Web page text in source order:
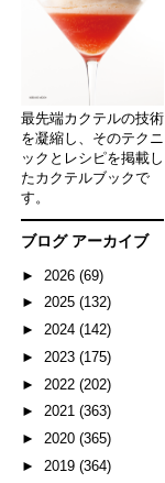
最先端カクテルの技術
を凝縮し、そのテクニ
ックとレシピを掲載し
たカクテルブックで
す。
ブログ アーカイブ
► 2026 (69)
► 2025 (132)
► 2024 (142)
► 2023 (175)
► 2022 (202)
► 2021 (363)
► 2020 (365)
► 2019 (364)